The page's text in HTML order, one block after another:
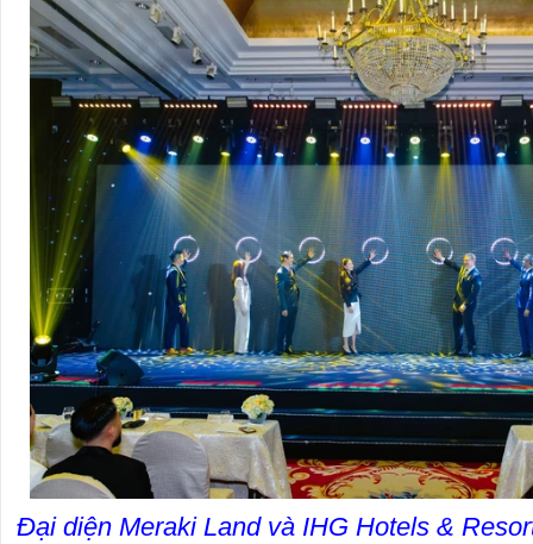
Đại diện Meraki Land và IHG Hotels &